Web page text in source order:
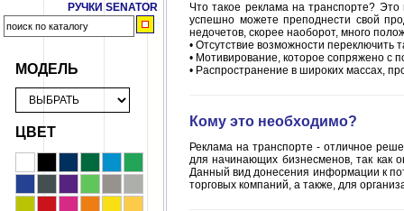
РУЧКИ SENATOR
МОДЕЛЬ
ЦВЕТ
Что такое реклама на транспорте?
успешно можете преподнести свой
недочетов, скорее наоборот, много
• Отсутствие возможности переключить
• Мотивирование, которое сопряжено с
• Распространение в широких массах,
Кому это необходимо?
Реклама на транспорте - отличное
для начинающих бизнесменов, так как
Данный вид донесения информации к
торговых компаний, а также, для